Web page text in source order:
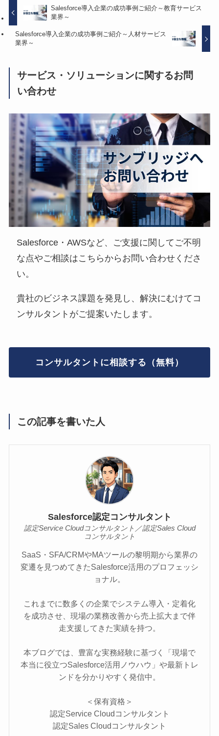
Salesforce導入企業の成功事例ご紹介～教育サービス
業界～
Salesforce導入企業の成功事例ご紹介～人材サービス
業界～
サービス・ソリューションに関するお問
い合わせ
Salesforce・AWSなど、ご支援に関してご不明
な点やご相談はこちらからお問い合わせくださ
い。
貴社のビジネス課題を発見し、解決にむけてコ
ンサルタントがご提案いたします。
コンサルタントに相談する（無料）
この記事を書いた人
Salesforce認定コンサルタント
認定Service Cloudコンサルタント／認定Sales Cloud
コンサルタント
SaaS・SFA/CRMやMAツールの黎明期から業界の
変遷を見つめてきたSalesforce活用のプロフェッシ
ョナル。
これまでに数多くの企業でシステム導入・定着化
を成功させ、現場の業務改善から売上拡大まで伴
走支援してきた実績を持つ。
本ブログでは、豊富な実務経験に基づく「現場で
本当に役立つSalesforce活用ノウハウ」や最新トレ
ンドを分かりやすく発信中。
＜保有資格＞
認定Service Cloudコンサルタント
認定Sales Cloudコンサルタント